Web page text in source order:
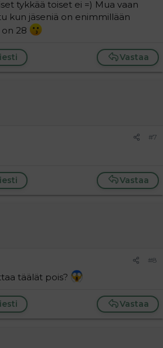
tykkää toiset ei =) Mua vaan
kun jäseniä on enimmillään
28
Vastaa
#7
Vastaa
#8
täälät pois?
Vastaa